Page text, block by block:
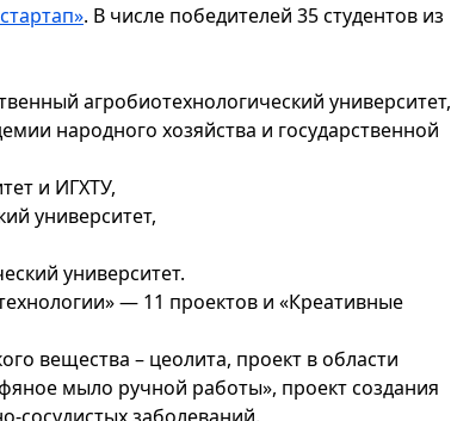
. В числе победителей 35 студентов из
агробиотехнологический университет,
народного хозяйства и государственной
и ИГХТУ,
университет,
университет.
— 11 проектов и «Креативные
вещества – цеолита, проект в области
мыло ручной работы», проект создания